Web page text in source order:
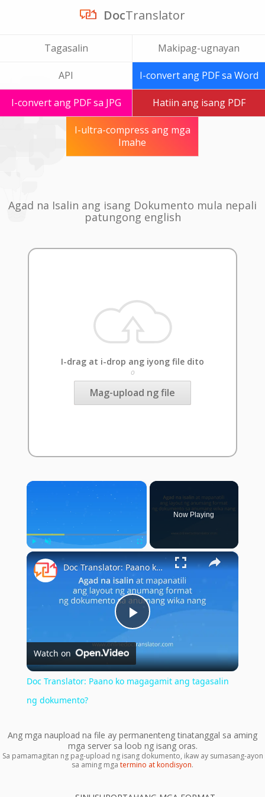
DocTranslator
Tagasalin Makipag-ugnayan
API I-convert ang PDF sa Word
I-convert ang PDF sa JPG Hatiin ang isang PDF
I-ultra-compress ang mga
Imahe
Agad na Isalin ang isang Dokumento mula nepali
patungong english
I-drag at i-drop ang iyong file dito
o
Mag-upload ng file
×
Play Unmute Fullscreen
Now Playing
×
Play
Video
Doc Translator: Paano ko magagamit ang tagasalin ng dokumento?
Watch on
Doc Translator: Paano ko magagamit ang tagasalin
ng dokumento?
Ang mga naupload na file ay permanenteng tinatanggal sa aming
mga server sa loob ng isang oras.
Sa pamamagitan ng pag-upload ng isang dokumento, ikaw ay sumasang-ayon
sa aming mga termino at kondisyon.